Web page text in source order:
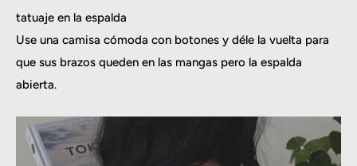
tatuaje en la espalda
Use una camisa cómoda con botones y déle la vuelta para
que sus brazos queden en las mangas pero la espalda
abierta.